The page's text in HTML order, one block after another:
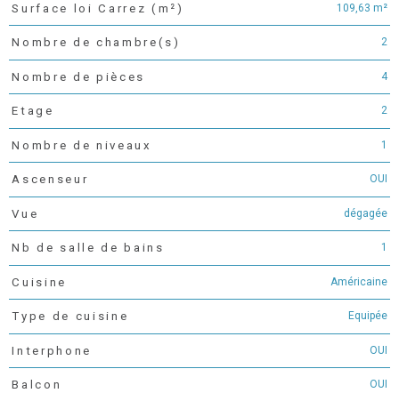
Surface loi Carrez (m²) 109,63 m²
Nombre de chambre(s) 2
Nombre de pièces 4
Etage 2
Nombre de niveaux 1
Ascenseur OUI
Vue dégagée
Nb de salle de bains 1
Cuisine Américaine
Type de cuisine Equipée
Interphone OUI
Balcon OUI